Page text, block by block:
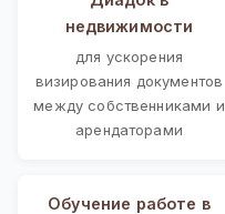
недвижимости
для ускорения
визирования документов
между собственниками и
арендаторами
Обучение работе в